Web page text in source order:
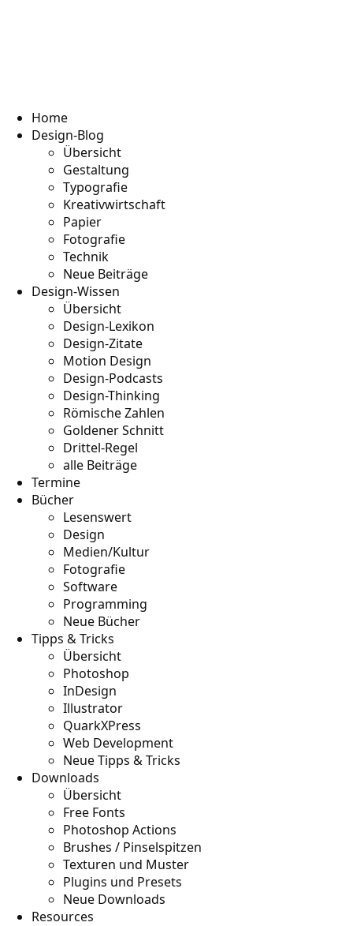
Home
Design-Blog
Übersicht
Gestaltung
Typografie
Kreativwirtschaft
Papier
Fotografie
Technik
Neue Beiträge
Design-Wissen
Übersicht
Design-Lexikon
Design-Zitate
Motion Design
Design-Podcasts
Design-Thinking
Römische Zahlen
Goldener Schnitt
Drittel-Regel
alle Beiträge
Termine
Bücher
Lesenswert
Design
Medien/Kultur
Fotografie
Software
Programming
Neue Bücher
Tipps & Tricks
Übersicht
Photoshop
InDesign
Illustrator
QuarkXPress
Web Development
Neue Tipps & Tricks
Downloads
Übersicht
Free Fonts
Photoshop Actions
Brushes / Pinselspitzen
Texturen und Muster
Plugins und Presets
Neue Downloads
Resources